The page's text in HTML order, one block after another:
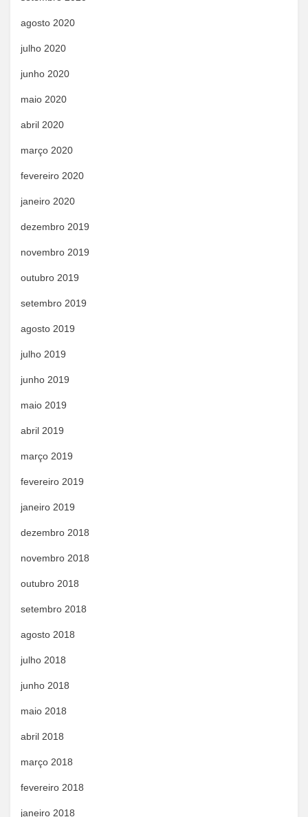
agosto 2020
julho 2020
junho 2020
maio 2020
abril 2020
março 2020
fevereiro 2020
janeiro 2020
dezembro 2019
novembro 2019
outubro 2019
setembro 2019
agosto 2019
julho 2019
junho 2019
maio 2019
abril 2019
março 2019
fevereiro 2019
janeiro 2019
dezembro 2018
novembro 2018
outubro 2018
setembro 2018
agosto 2018
julho 2018
junho 2018
maio 2018
abril 2018
março 2018
fevereiro 2018
janeiro 2018